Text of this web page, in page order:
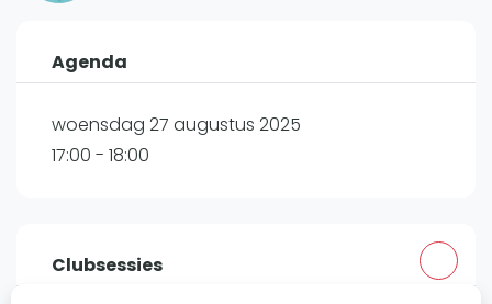
Padel
Nieuws
Blog artikelen
Overige
Agenda
woensdag 27 augustus 2025
17:00 - 18:00
Clubsessies